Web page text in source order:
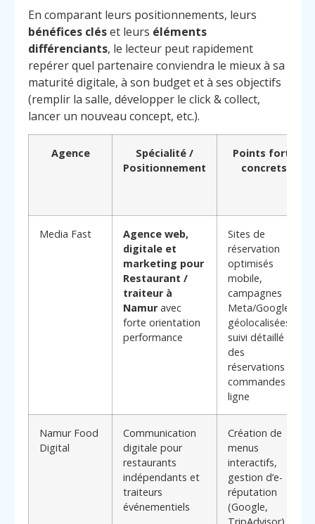
En comparant leurs positionnements, leurs
bénéfices cléset leurs éléments
différenciants, le lecteur peut rapidement
repérer quel partenaire conviendra le mieux à sa
maturité digitale, à son budget et à ses objectifs
(remplir la salle, développer le click & collect,
lancer un nouveau concept, etc.).
Agence
Spécialité /
Positionnement
Points forts
concrets
Media Fast
Agence web,
digitale et
marketing pour
Restaurant /
traiteur à
Namur avec
forte orientation
performance
Sites de
réservation
optimisés
mobile,
campagnes
Meta/Google
géolocalisées,
suivi détaillé
des
réservations et
commandes en
ligne
Namur Food
Digital
Communication
digitale pour
restaurants
indépendants et
traiteurs
événementiels
Création de
menus
interactifs,
gestion d’e-
réputation
(Google,